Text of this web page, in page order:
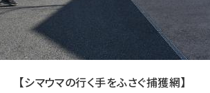
【シマウマの行く手をふさぐ捕獲網】